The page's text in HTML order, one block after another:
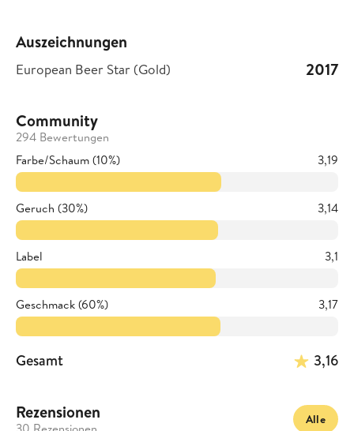
Auszeichnungen
European Beer Star (Gold) 2017
Community
294 Bewertungen
Farbe/Schaum (10%)
3,19
Geruch (30%) 3,14
Label 3,1
Geschmack (60%) 3,17
Gesamt 3,16
Rezensionen Alle